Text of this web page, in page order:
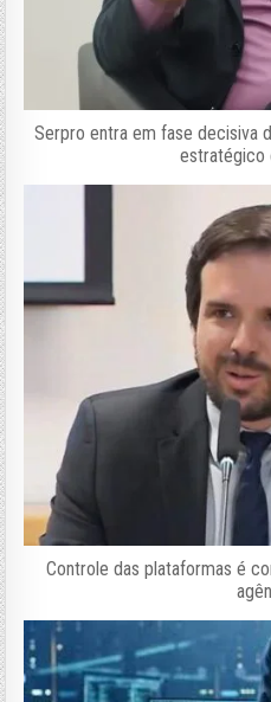
Serpro entra em fase decisiva
estratégico
Controle das plataformas é